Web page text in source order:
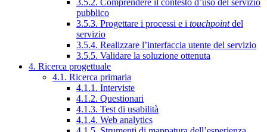
pubblico
3.5.3. Progettare i processi e i touchpointdel
servizio
3.5.4. Realizzare l’interfaccia utente del servizio
3.5.5. Validare la soluzione ottenuta
4. Ricerca progettuale
4.1. Ricerca primaria
4.1.1. Interviste
4.1.2. Questionari
4.1.3. Test di usabilità
4.1.4. Web analytics